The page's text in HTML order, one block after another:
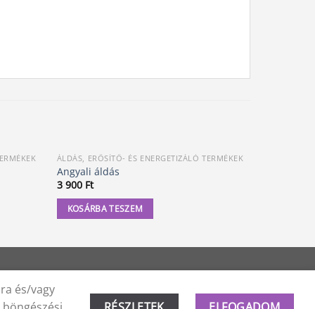
ÁLDÁS, ERŐSÍTŐ- ÉS ENERGETIZÁLÓ TERMÉKEK
Angyali áldás
3 900 Ft
KOSÁRBA TESZEM
és/vagy